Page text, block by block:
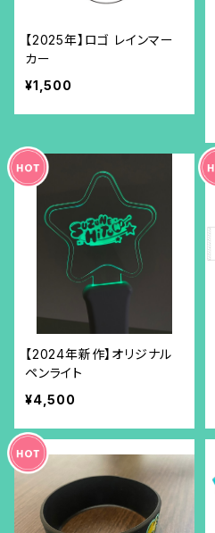
【2025年】ロゴ レインマー
カー
¥1,500
【2024年新作】オリジナル
ペンライト
¥4,500